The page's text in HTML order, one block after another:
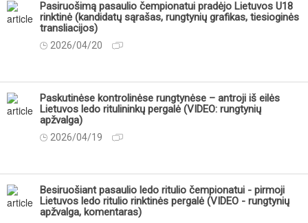
Pasiruošimą pasaulio čempionatui pradėjo Lietuvos U18
rinktinė (kandidatų sąrašas, rungtynių grafikas, tiesioginės
transliacijos)
2026/04/20
Paskutinėse kontrolinėse rungtynėse – antroji iš eilės
Lietuvos ledo ritulininkų pergalė (VIDEO: rungtynių
apžvalga)
2026/04/19
Besiruošiant pasaulio ledo ritulio čempionatui - pirmoji
Lietuvos ledo ritulio rinktinės pergalė (VIDEO - rungtynių
apžvalga, komentaras)